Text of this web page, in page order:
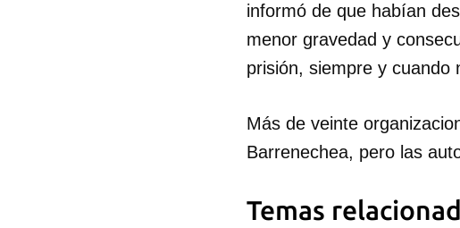
informó de que habían
menor gravedad y
prisión, siempre y cuando
Más de veinte
Barrenechea, pero las
Temas